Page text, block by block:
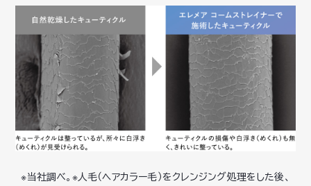
※当社調べ。※人毛（ヘアカラー毛）をクレンジング処理をした後、